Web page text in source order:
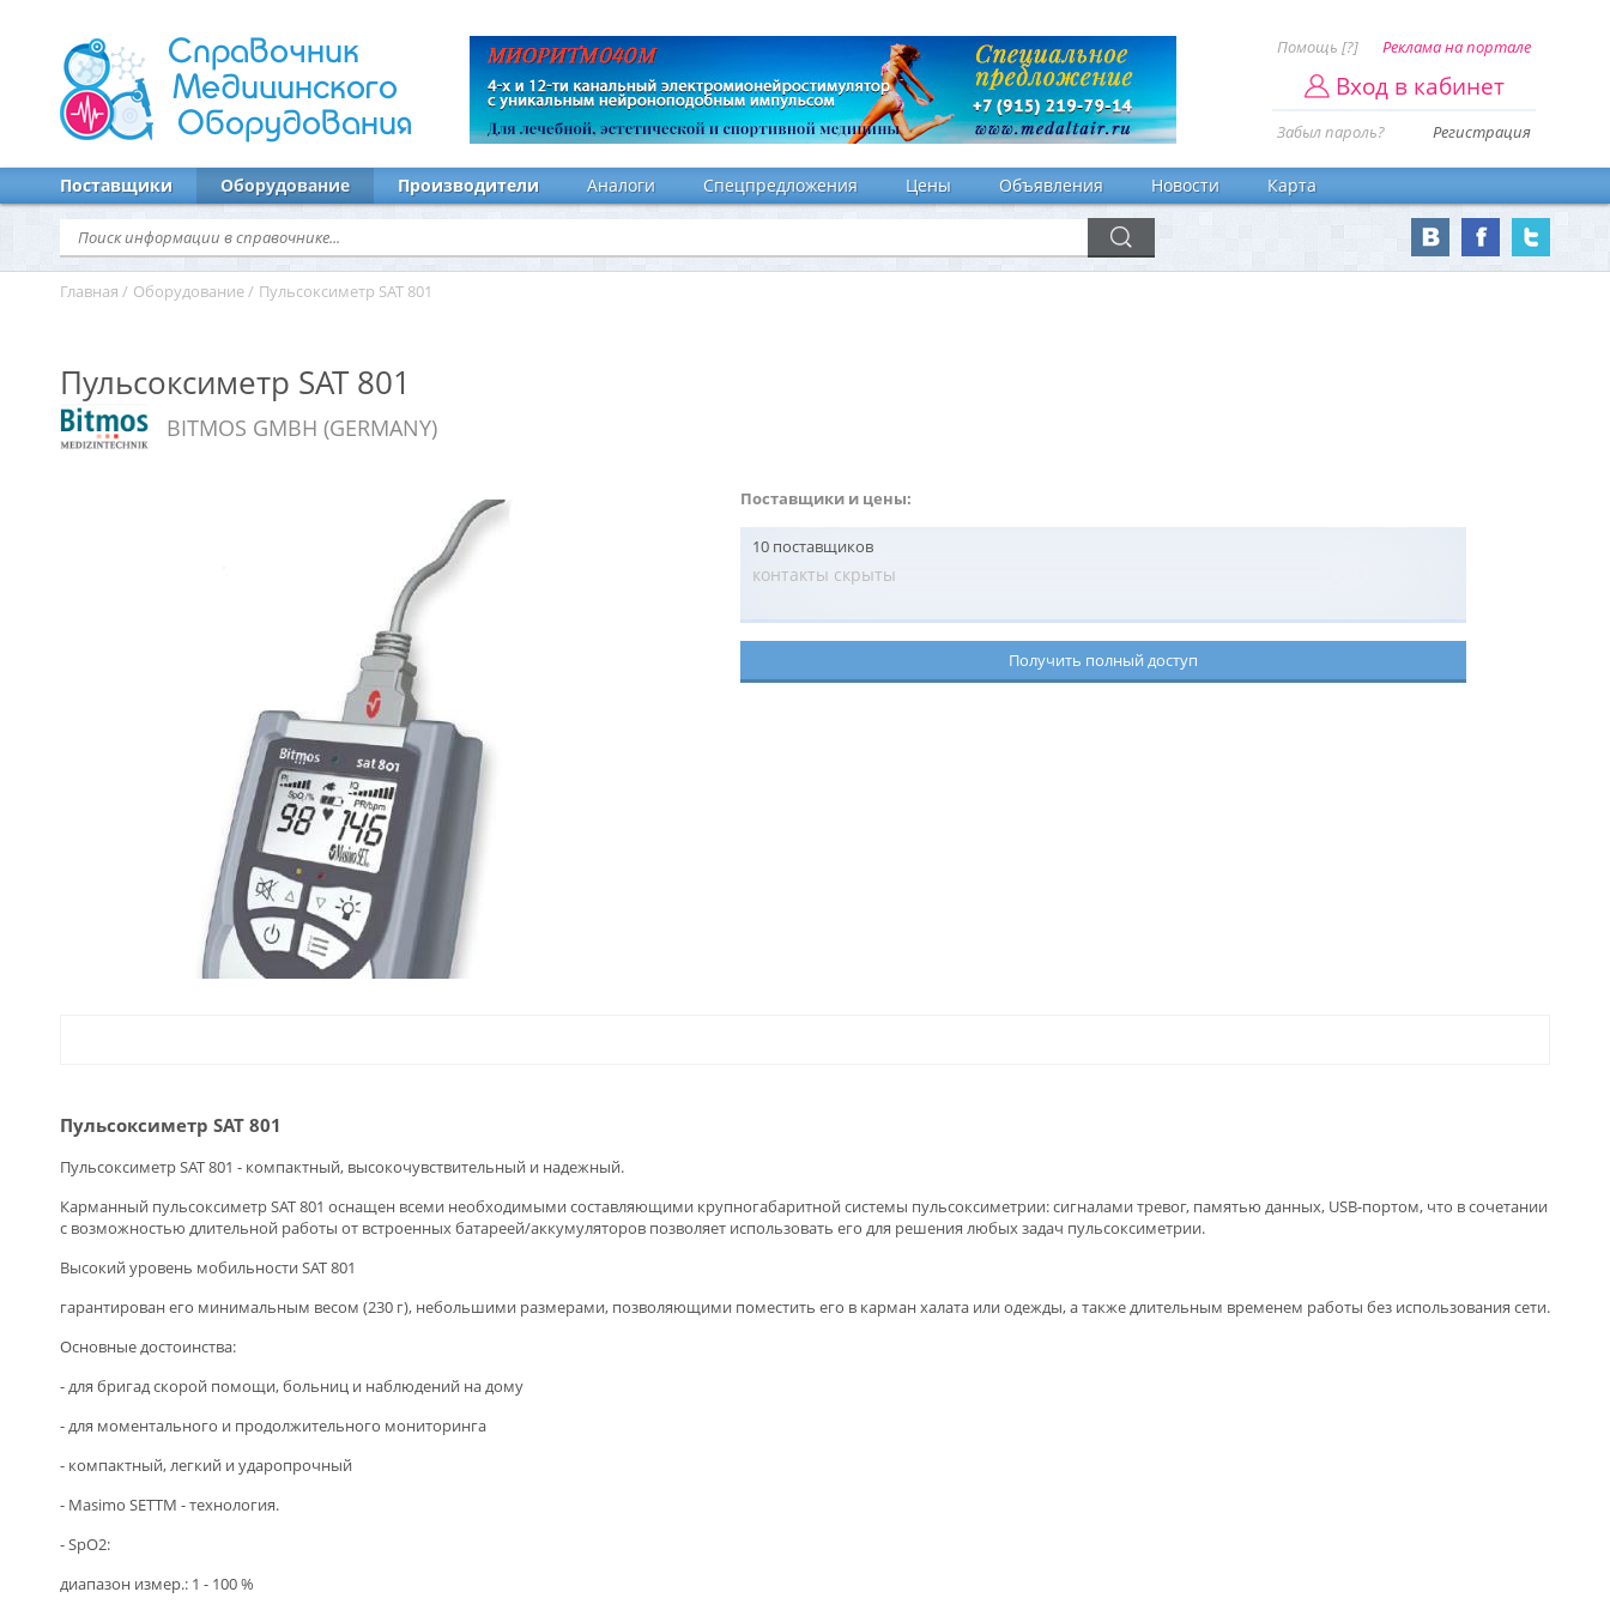
Справочник
Медицинского
Оборудования
Помощь [?] Реклама на портале
Вход в кабинет
Забыл пароль? Регистрация
Поставщики Оборудование Производители Аналоги Спецпредложения Цены Объявления Новости Карта
Главная / Оборудование / Пульсоксиметр SAT 801
Пульсоксиметр SAT 801
BITMOS GMBH (GERMANY)
Поставщики и цены:
10 поставщиков
контакты скрыты
Получить полный доступ
Пульсоксиметр SAT 801
Пульсоксиметр SAT 801 - компактный, высокочувствительный и надежный.
Карманный пульсоксиметр SAT 801 оснащен всеми необходимыми составляющими крупногабаритной системы пульсоксиметрии: сигналами тревог, памятью данных, USB-портом, что в сочетании
с возможностью длительной работы от встроенных батареей/аккумуляторов позволяет использовать его для решения любых задач пульсоксиметрии.
Высокий уровень мобильности SAT 801
гарантирован его минимальным весом (230 г), небольшими размерами, позволяющими поместить его в карман халата или одежды, а также длительным временем работы без использования сети.
Основные достоинства:
- для бригад скорой помощи, больниц и наблюдений на дому
- для моментального и продолжительного мониторинга
- компактный, легкий и ударопрочный
- Masimo SETTM - технология.
- SpO2:
диапазон измер.: 1 - 100 %